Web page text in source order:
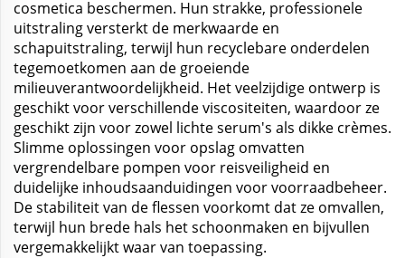
cosmetica beschermen. Hun strakke, professionele
uitstraling versterkt de merkwaarde en
schapuitstraling, terwijl hun recyclebare onderdelen
tegemoetkomen aan de groeiende
milieuverantwoordelijkheid. Het veelzijdige ontwerp is
geschikt voor verschillende viscositeiten, waardoor ze
geschikt zijn voor zowel lichte serum's als dikke crèmes.
Slimme oplossingen voor opslag omvatten
vergrendelbare pompen voor reisveiligheid en
duidelijke inhoudsaanduidingen voor voorraadbeheer.
De stabiliteit van de flessen voorkomt dat ze omvallen,
terwijl hun brede hals het schoonmaken en bijvullen
vergemakkelijkt waar van toepassing.